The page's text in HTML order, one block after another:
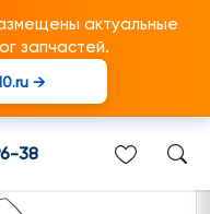
актуальные
запчастей.
→
38